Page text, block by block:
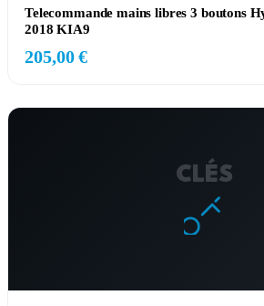
Telecommande mains libres 3 boutons
2018 KIA9
205,00 €
CLÉS